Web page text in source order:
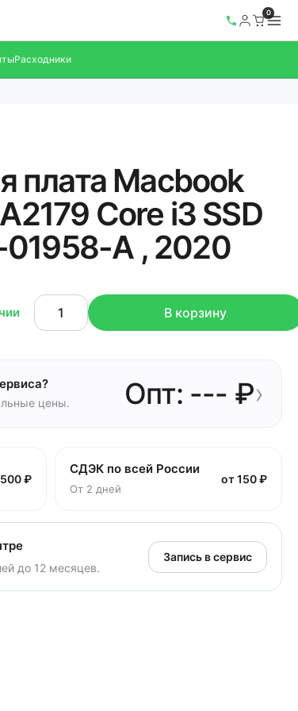
0
Расходники
плата Macbook
Core i3 SSD
A , 2020
В корзину
цены. Опт: --- ₽›
500 ₽
СДЭК по всей России
От 2 дней
от 150 ₽
до 12 месяцев.
Запись в сервис